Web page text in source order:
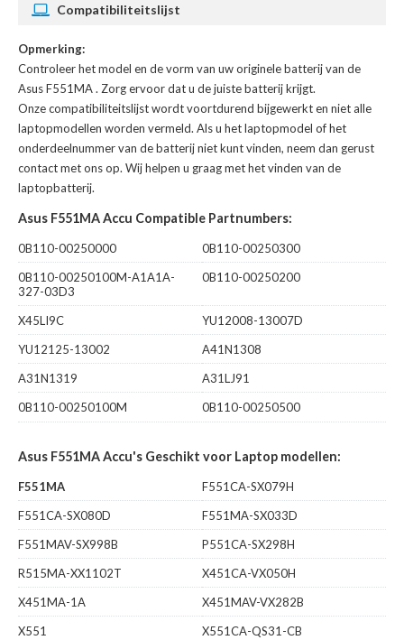
Compatibiliteitslijst
Opmerking:
Controleer het model en de vorm van uw originele batterij van de
Asus F551MA. Zorg ervoor dat u de juiste batterij krijgt.
Onze compatibiliteitslijst wordt voortdurend bijgewerkt en niet alle
laptopmodellen worden vermeld. Als u het laptopmodel of het
onderdeelnummer van de batterij niet kunt vinden, neem dan gerust
contact met ons op. Wij helpen u graag met het vinden van de
laptopbatterij.
Asus F551MA Accu Compatible Partnumbers:
0B110-00250000
0B110-00250300
0B110-00250100M-A1A1A-
327-03D3
0B110-00250200
X45LI9C
YU12008-13007D
YU12125-13002
A41N1308
A31N1319
A31LJ91
0B110-00250100M
0B110-00250500
Asus F551MA Accu's Geschikt voor Laptop modellen:
F551MA
F551CA-SX079H
F551CA-SX080D
F551MA-SX033D
F551MAV-SX998B
P551CA-SX298H
R515MA-XX1102T
X451CA-VX050H
X451MA-1A
X451MAV-VX282B
X551
X551CA-QS31-CB